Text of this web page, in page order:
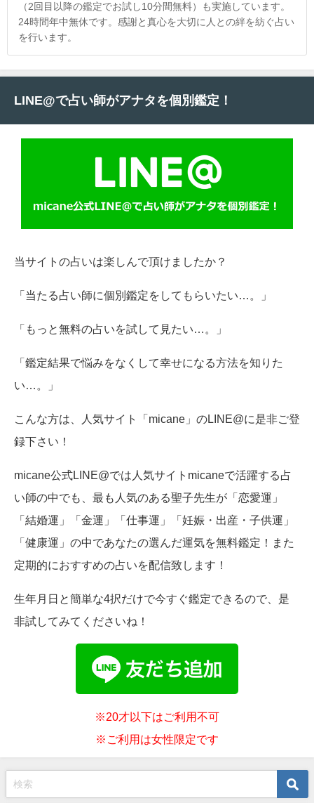
（2回目以降の鑑定でお試し10分間無料）も実施しています。
24時間年中無休です。感謝と真心を大切に人との絆を紡ぐ占い
を行います。
LINE@で占い師がアナタを個別鑑定！
当サイトの占いは楽しんで頂けましたか？
「当たる占い師に個別鑑定をしてもらいたい…。」
「もっと無料の占いを試して見たい…。」
「鑑定結果で悩みをなくして幸せになる方法を知りた
い…。」
こんな方は、人気サイト「micane」のLINE@に是非ご登
録下さい！
micane公式LINE@では人気サイトmicaneで活躍する占
い師の中でも、最も人気のある聖子先生が「恋愛運」
「結婚運」「金運」「仕事運」「妊娠・出産・子供運」
「健康運」の中であなたの選んだ運気を無料鑑定！また
定期的におすすめの占いを配信致します！
生年月日と簡単な4択だけで今すぐ鑑定できるので、是
非試してみてくださいね！
※20才以下はご利用不可
※ご利用は女性限定です